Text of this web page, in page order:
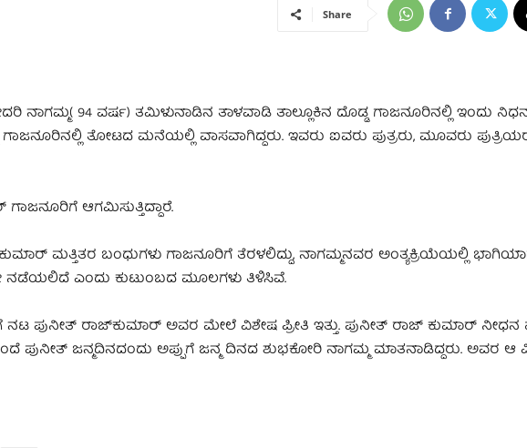
Share
94 ವರ್ಷ) ತಮಿಳುನಾಡಿನ ತಾಳವಾಡಿ ತಾಲ್ಲೂಕಿನ ದೊಡ್ಡ ಗಾಜನೂರಿನಲ್ಲಿ ಇಂದು
ತೋಟದ ಮನೆಯಲ್ಲಿ ವಾಸವಾಗಿದ್ದರು. ಇವರು ಐವರು ಪುತ್ರರು, ಮೂವರು
ಗಾಜನೂರಿಗೆ ಆಗಮಿಸುತ್ತಿದ್ದಾರೆ.
ಮತ್ತಿತರ ಬಂಧುಗಳು ಗಾಜನೂರಿಗೆ ತೆರಳಲಿದ್ದು, ನಾಗಮ್ಮನವರ ಅಂತ್ಯಕ್ರಿಯೆಯಲ್ಲಿ
ನಡೆಯಲಿದೆ ಎಂದು ಕುಟುಂಬದ ಮೂಲಗಳು ತಿಳಿಸಿವೆ.
ನಟ ಪುನೀತ್‌ ರಾಜ್‌ಕುಮಾರ್‌ ಅವರ ಮೇಲೆ ವಿಶೇಷ ಪ್ರೀತಿ ಇತ್ತು. ಪುನೀತ್ ರಾಜ್ ಕುಮಾರ್
ಜನ್ಮದಿನದಂದು ಅಪ್ಪುಗೆ ಜನ್ಮ ದಿನದ ಶುಭಕೋರಿ ನಾಗಮ್ಮ ಮಾತನಾಡಿದ್ದರು. ಅವರ